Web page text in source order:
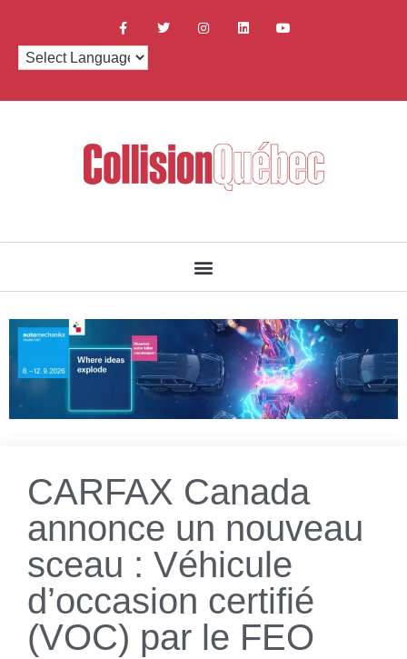
CARFAX Canada
annonce un nouveau
sceau : Véhicule
d’occasion certifié
(VOC) par le FEO